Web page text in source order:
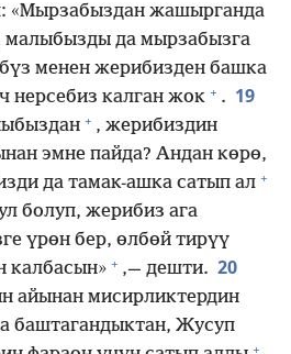
«Мырзабыздан жашырганда
малыбызды да мырзабызга
менен жерибизден башка
нерсебиз калган жок + . 19
+ , жерибиздин
эмне пайда? Андан көрө,
да тамак-ашка сатып ал +
болуп, жерибиз ага
үрөн бер, өлбөй тирүү
калбасын» + ,— дешти. 20
айынан мисирликтердин
баштагандыктан, Жусуп
+